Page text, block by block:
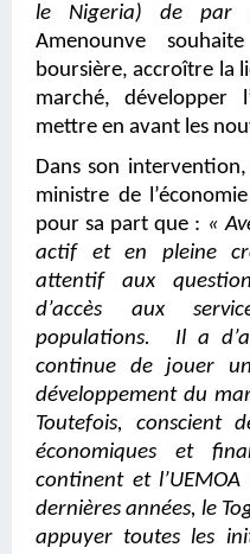
le Nigeria) de par
Amenounve
boursière, accroître la
marché, développer
mettre en avant les
Dans son
ministre de
pour sa part que : «
actif et en pleine
attentif aux
d’accès aux
populations. Il a
continue de jouer
développement du
Toutefois, conscient
économiques et
continent et
dernières années, le
appuyer toutes les